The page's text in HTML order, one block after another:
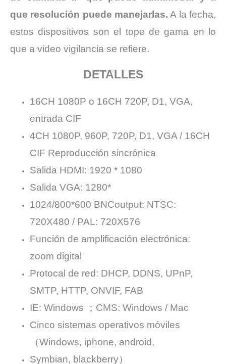
que resolución puede manejarlas. A la fecha,
estos dispositivos son el tope de gama en lo
que a video vigilancia se refiere.
DETALLES
16CH 1080P o 16CH 720P, D1, VGA,
entrada CIF
4CH 1080P, 960P, 720P, D1, VGA / 16CH
CIF Reproducción sincrónica
Salida HDMI: 1920 * 1080
Salida VGA: 1280*
1024/800*600 BNCoutput: NTSC:
720X480 / PAL: 720X576
Función de amplificación electrónica:
zoom digital
Protocal de red: DHCP, DDNS, UPnP,
SMTP, HTTP, ONVIF, FAB
IE: Windows ；CMS: Windows / Mac
Cinco sistemas operativos móviles
（Windows, iphone, android,
Symbian, blackberry）